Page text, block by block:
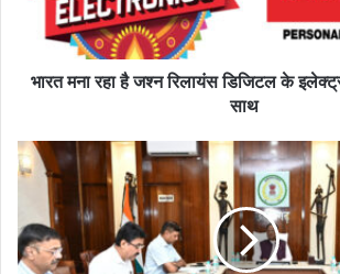
भारत मना रहा है जश्न रिलायंस डिजिटल के
साथ